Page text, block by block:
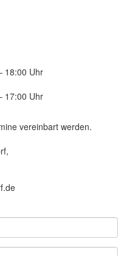
18:00 Uhr
17:00 Uhr
vereinbart werden.